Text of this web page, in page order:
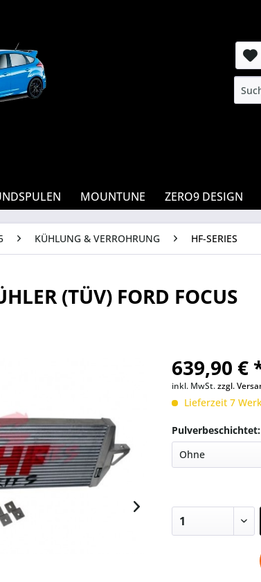
MOUNTUNE ZERO9 DESIGN
KÜHLUNG & VERROHRUNG HF-SERIES
(TÜV) FORD FOCUS
639,90 €
inkl. MwSt.zzgl.
Lieferzeit 7
Pulverbeschichtet: